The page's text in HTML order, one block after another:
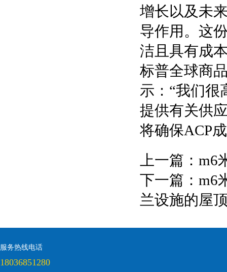
增长以及未
导作用。这
洁且具有成
标普全球商
示：“我们很
提供有关供
将确保ACP
上一篇： m6
下一篇： m6
兰设施的屋
服务热线电话
18036851280